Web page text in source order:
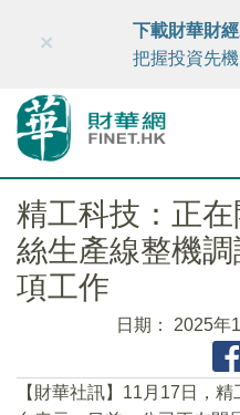
財華智庫網 FINTV
×
下載財華財
把握投資先機
精工科技：正
絲生產線整機
項工作
日期： 2025年
【財華社訊】11月17日，精